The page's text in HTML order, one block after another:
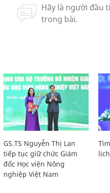
GS.TS Nguyễn Thị Lan
tiếp tục giữ chức Giám
đốc Học viện Nông
nghiệp Việt Nam